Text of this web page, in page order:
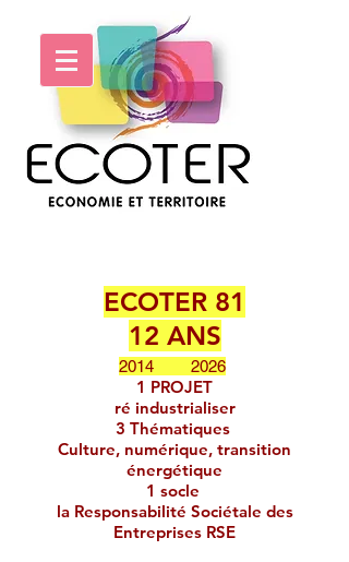
ECOTER 81
12 ANS
2014 2026
1 PROJET
ré industrialiser
3 Thématiques
Culture, numérique, transition
énergétique
1 socle
la Responsabilité Sociétale des
Entreprises RSE